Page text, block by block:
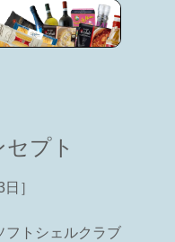
プト
］
フトシェルクラブ